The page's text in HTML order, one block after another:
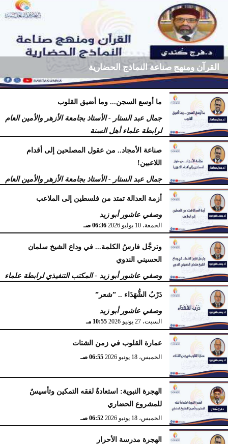
القرآن ومنهج صناعة النماذج الحضارية
فرج كُندي - رئيس مركز الكُندي للدراسات والبحوث
السبت، 18 يوليو 2026 09:14 مـ
ما أوسع السجن... وما أضيق القلوب
جمال عبد الستار - الأستاذ بجامعة الأزهر والأمين العام
لرابطة علماء أهل السنة
السبت، 18 يوليو 2026 12:29 مـ
صناعة الأمجاد.. من عقول المصلحين إلى أقدام
اللاعبين!
جمال عبد الستار - الأستاذ بجامعة الأزهر والأمين العام
لرابطة علماء أهل السنة
الأربعاء، 15 يوليو 2026 09:08 صـ
أزمة العدالة تمتد من فلسطين إلى الملاعب
وصفي عاشور أبو زيد
الجمعة، 10 يوليو 2026 06:36 صـ
وترجَّل فارسُ الكلمة... في وداع الشيخ سلمان
الحسيني الندوي
وصفي عاشور أبو زيد - المكتب التنفيذي لرابطة علماء
أهل السنّة
الخميس، 2 يوليو 2026 05:32 مـ
دَرْبُ الشُّهَدَاء .. ”شعر”
وصفي عاشور أبو زيد
السبت، 27 يونيو 2026 10:55 مـ
عمارة القلوب في زمن الشتات
الخميس، 18 يونيو 2026 06:55 صـ
الهجرة النبوية: استعادةٌ لفقه التمكين وتأسيسٌ
للمشروع الحضاري
الخميس، 18 يونيو 2026 06:52 صـ
الهجرة مدرسة الأحرار